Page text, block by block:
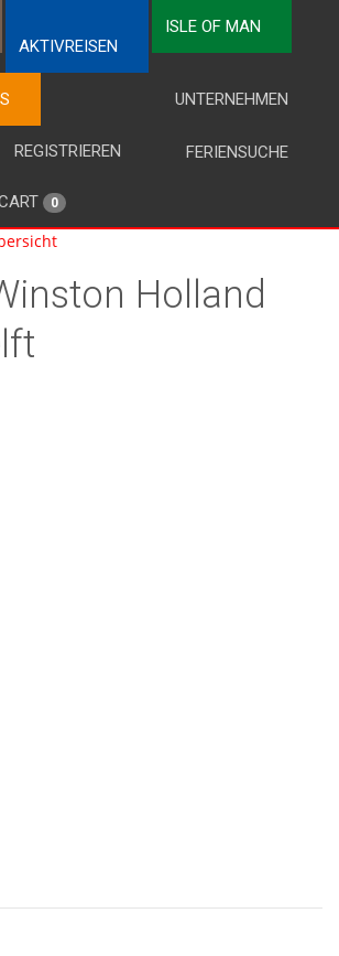
AKTIVREISEN
ISLE OF MAN
UNTERNEHMEN
FERIENSUCHE
REGISTRIEREN
0
Holland